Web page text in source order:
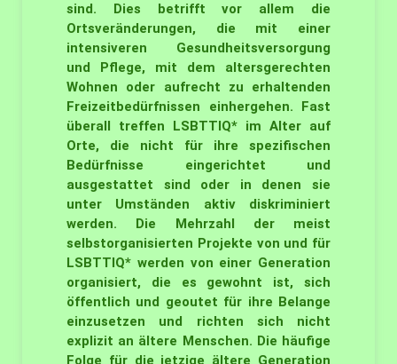
sind. Dies betrifft vor allem die
Ortsveränderungen, die mit einer
intensiveren Gesundheitsversorgung
und Pflege, mit dem altersgerechten
Wohnen oder aufrecht zu erhaltenden
Freizeitbedürfnissen einhergehen. Fast
überall treffen LSBTTIQ* im Alter auf
Orte, die nicht für ihre spezifischen
Bedürfnisse eingerichtet und
ausgestattet sind oder in denen sie
unter Umständen aktiv diskriminiert
werden. Die Mehrzahl der meist
selbstorganisierten Projekte von und für
LSBTTIQ* werden von einer Generation
organisiert, die es gewohnt ist, sich
öffentlich und geoutet für ihre Belange
einzusetzen und richten sich nicht
explizit an ältere Menschen. Die häufige
Folge für die jetzige ältere Generation